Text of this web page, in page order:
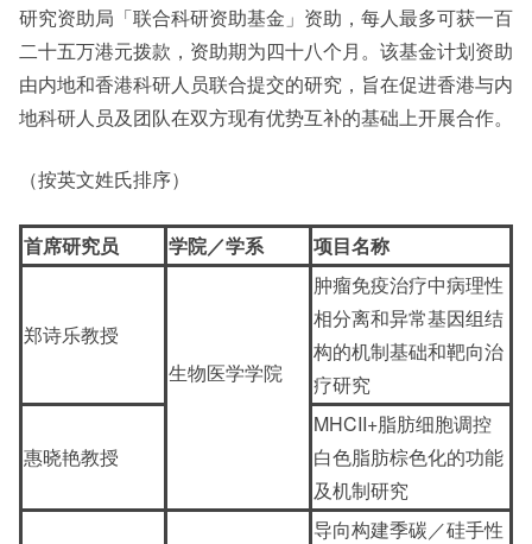
影片库
Alumni Connections
研究资助局「联合科研资助基金」资助，每人最多可获一百
二十五万港元拨款，资助期为四十八个月。该基金计划资助
由内地和香港科研人员联合提交的研究，旨在促进香港与内
地科研人员及团队在双方现有优势互补的基础上开展合作。
（按英文姓氏排序）
首席研究员 学院／学系 项目名称
郑诗乐教授
生物医学学院
肿瘤免疫治疗中病理性
相分离和异常基因组结
构的机制基础和靶向治
疗研究
惠晓艳教授
MHCII+脂肪细胞调控
白色脂肪棕色化的功能
及机制研究
导向构建季碳／硅手性